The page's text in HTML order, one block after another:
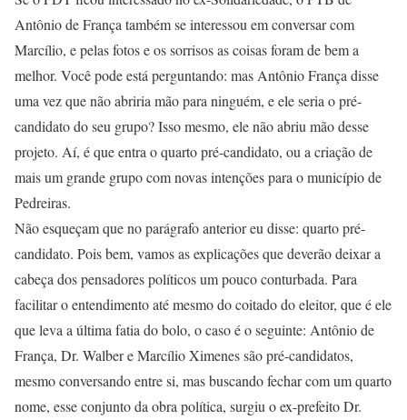
Antônio de França também se interessou em conversar com
Marcílio, e pelas fotos e os sorrisos as coisas foram de bem a
melhor. Você pode está perguntando: mas Antônio França disse
uma vez que não abriria mão para ninguém, e ele seria o pré-
candidato do seu grupo? Isso mesmo, ele não abriu mão desse
projeto. Aí, é que entra o quarto pré-candidato, ou a criação de
mais um grande grupo com novas intenções para o município de
Pedreiras.
Não esqueçam que no parágrafo anterior eu disse: quarto pré-
candidato. Pois bem, vamos as explicações que deverão deixar a
cabeça dos pensadores políticos um pouco conturbada. Para
facilitar o entendimento até mesmo do coitado do eleitor, que é ele
que leva a última fatia do bolo, o caso é o seguinte: Antônio de
França, Dr. Walber e Marcílio Ximenes são pré-candidatos,
mesmo conversando entre si, mas buscando fechar com um quarto
nome, esse conjunto da obra política, surgiu o ex-prefeito Dr.